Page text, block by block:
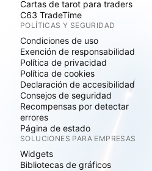
Cartas de tarot para traders
C63 TradeTime
POLÍTICAS Y SEGURIDAD
Condiciones de uso
Exención de responsabilidad
Política de privacidad
Política de cookies
Declaración de accesibilidad
Consejos de seguridad
Recompensas por detectar
errores
Página de estado
SOLUCIONES PARA EMPRESAS
Widgets
Bibliotecas de gráficos